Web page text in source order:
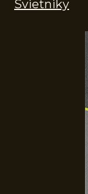
Svietniky